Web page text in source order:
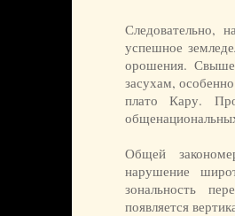
Следовательно,
успешное
орошения.
засухам,
плато Кару.
Общей
нарушение
зональность
появляется